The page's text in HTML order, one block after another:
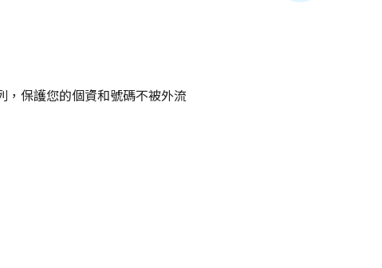
，保護您的個資和號碼不被外流